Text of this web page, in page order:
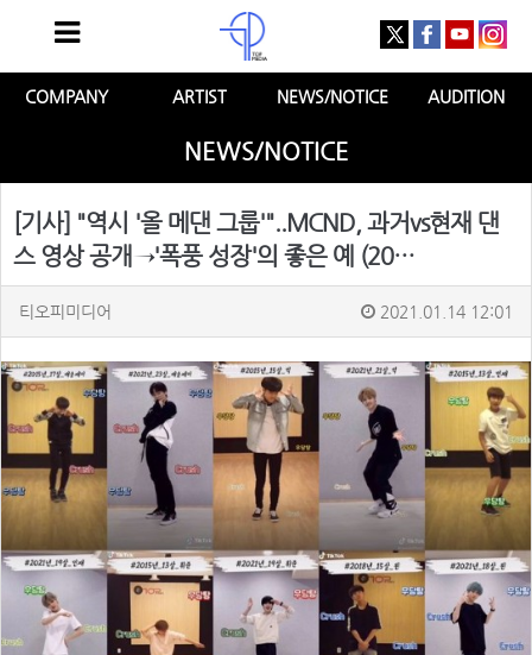
COMPANY ARTIST NEWS/NOTICE AUDITION
NEWS/NOTICE
[기사] "역시 '올 메댄 그룹'"..MCND, 과거vs현재 댄
스 영상 공개→'폭풍 성장'의 좋은 예 (20…
티오피미디어 2021.01.14 12:01